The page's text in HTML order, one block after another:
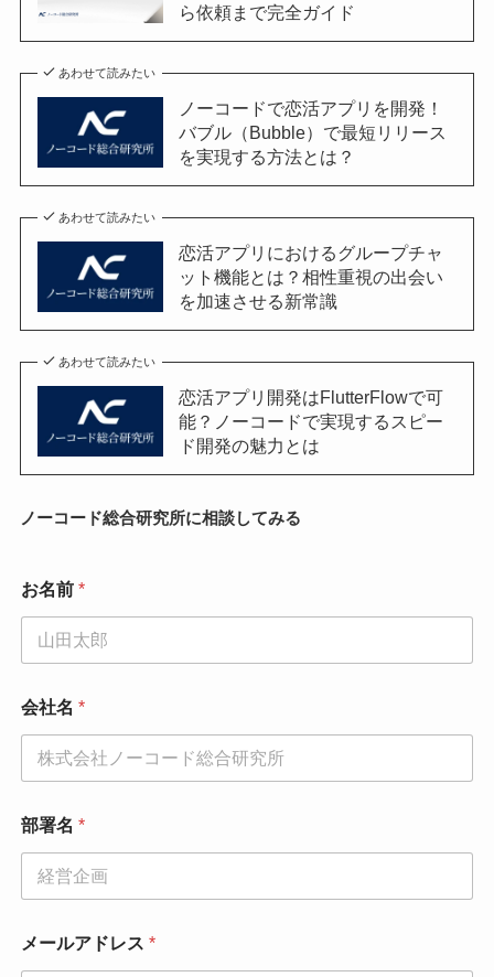
ら依頼まで完全ガイド
あわせて読みたい
ノーコードで恋活アプリを開発！
バブル（Bubble）で最短リリース
を実現する方法とは？
あわせて読みたい
恋活アプリにおけるグループチャ
ット機能とは？相性重視の出会い
を加速させる新常識
あわせて読みたい
恋活アプリ開発はFlutterFlowで可
能？ノーコードで実現するスピー
ド開発の魅力とは
ノーコード総合研究所に相談してみる
お名前 *
会社名 *
部署名 *
メールアドレス *